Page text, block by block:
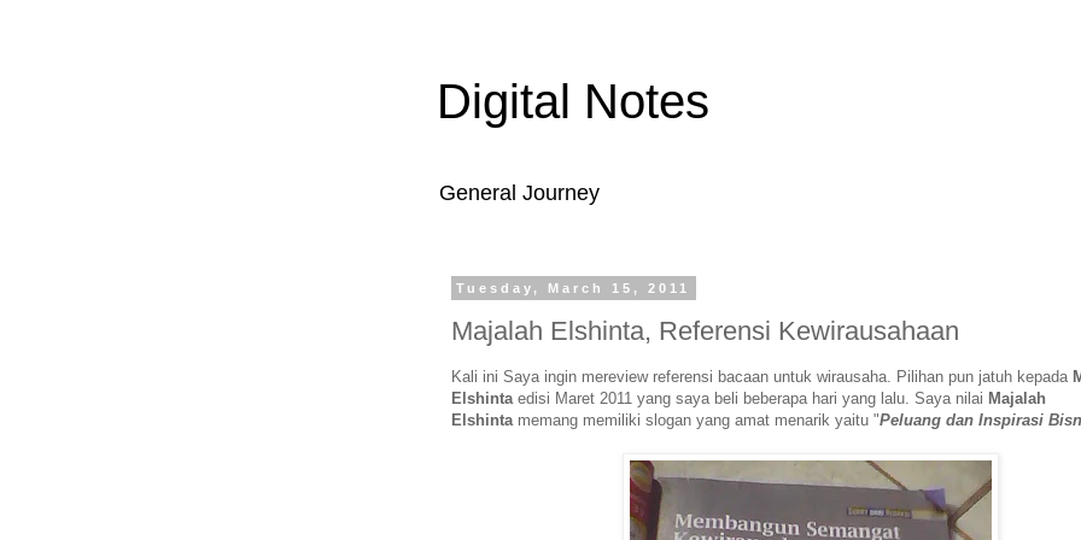
Digital Notes
General Journey
Tuesday, March 15, 2011
Majalah Elshinta, Referensi Kewirausahaan
Kali ini Saya ingin mereview referensi bacaan untuk wirausaha. Pilihan pun jatuh kepada
Elshinta edisi Maret 2011 yang saya beli beberapa hari yang lalu. Saya nilai Majalah
Elshinta memang memiliki slogan yang amat menarik yaitu "Peluang dan Inspirasi